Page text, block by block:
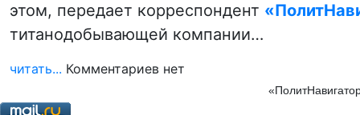
этом, передает корреспондент
титанодобывающей компании…
читать... Комментариев нет